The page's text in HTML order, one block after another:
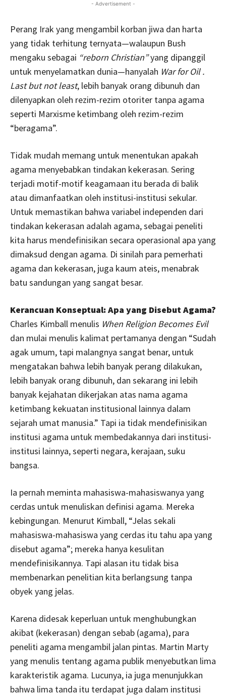
- Advertisement -
Perang Irak yang mengambil korban jiwa dan harta
yang tidak terhitung ternyata—walaupun Bush
mengaku sebagai “reborn Christian”yang dipanggil
untuk menyelamatkan dunia—hanyalah War for Oil .
Last but not least, lebih banyak orang dibunuh dan
dilenyapkan oleh rezim-rezim otoriter tanpa agama
seperti Marxisme ketimbang oleh rezim-rezim
“beragama”.
Tidak mudah memang untuk menentukan apakah
agama menyebabkan tindakan kekerasan. Sering
terjadi motif-motif keagamaan itu berada di balik
atau dimanfaatkan oleh institusi-institusi sekular.
Untuk memastikan bahwa variabel independen dari
tindakan kekerasan adalah agama, sebagai peneliti
kita harus mendefinisikan secara operasional apa yang
dimaksud dengan agama. Di sinilah para pemerhati
agama dan kekerasan, juga kaum ateis, menabrak
batu sandungan yang sangat besar.
Kerancuan Konseptual: Apa yang Disebut Agama?
Charles Kimball menulis When Religion Becomes Evil
dan mulai menulis kalimat pertamanya dengan “Sudah
agak umum, tapi malangnya sangat benar, untuk
mengatakan bahwa lebih banyak perang dilakukan,
lebih banyak orang dibunuh, dan sekarang ini lebih
banyak kejahatan dikerjakan atas nama agama
ketimbang kekuatan institusional lainnya dalam
sejarah umat manusia.” Tapi ia tidak mendefinisikan
institusi agama untuk membedakannya dari institusi-
institusi lainnya, seperti negara, kerajaan, suku
bangsa.
Ia pernah meminta mahasiswa-mahasiswanya yang
cerdas untuk menuliskan definisi agama. Mereka
kebingungan. Menurut Kimball, “Jelas sekali
mahasiswa-mahasiswa yang cerdas itu tahu apa yang
disebut agama”; mereka hanya kesulitan
mendefinisikannya. Tapi alasan itu tidak bisa
membenarkan penelitian kita berlangsung tanpa
obyek yang jelas.
Karena didesak keperluan untuk menghubungkan
akibat (kekerasan) dengan sebab (agama), para
peneliti agama mengambil jalan pintas. Martin Marty
yang menulis tentang agama publik menyebutkan lima
karakteristik agama. Lucunya, ia juga menunjukkan
bahwa lima tanda itu terdapat juga dalam institusi